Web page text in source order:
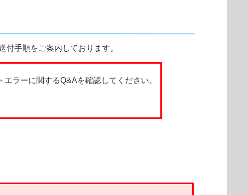
手順をご案内しております。
ラーに関するQ&Aを確認してください。